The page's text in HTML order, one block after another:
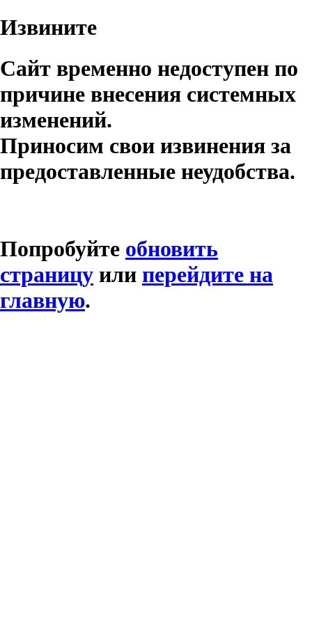
Извините
Сайт временно недоступен по
причине внесения системных
изменений.
Приносим свои извинения за
предоставленные неудобства.
Попробуйте обновить
страницу или перейдите на
главную.